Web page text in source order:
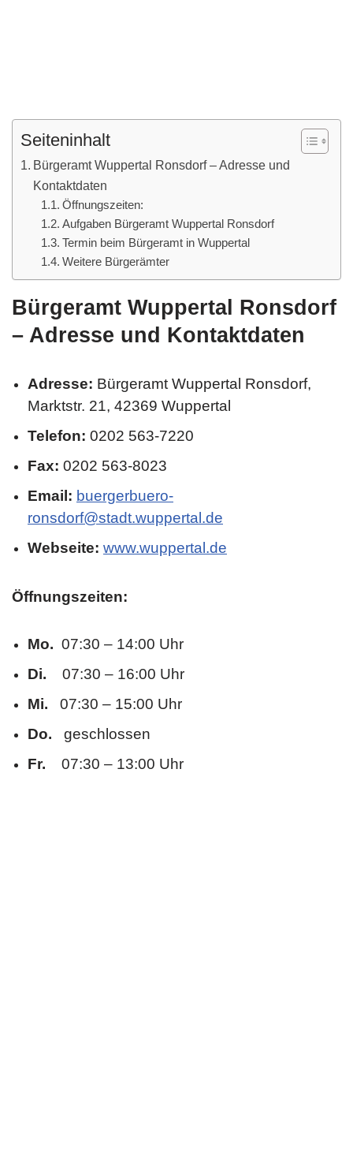
Seiteninhalt
Bürgeramt Wuppertal Ronsdorf – Adresse und
Kontaktdaten
Öffnungszeiten:
Aufgaben Bürgeramt Wuppertal Ronsdorf
Termin beim Bürgeramt in Wuppertal
Weitere Bürgerämter
Bürgeramt Wuppertal Ronsdorf
– Adresse und Kontaktdaten
Adresse: Bürgeramt Wuppertal Ronsdorf,
Marktstr. 21, 42369 Wuppertal
Telefon: 0202 563-7220
Fax: 0202 563-8023
Email: buergerbuero-
ronsdorf@stadt.wuppertal.de
Webseite: www.wuppertal.de
Öffnungszeiten:
Mo. 07:30 – 14:00 Uhr
Di. 07:30 – 16:00 Uhr
Mi. 07:30 – 15:00 Uhr
Do. geschlossen
Fr. 07:30 – 13:00 Uhr